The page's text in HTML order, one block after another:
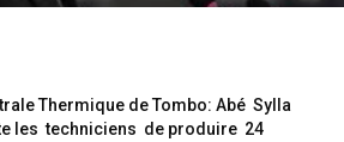
Thermique de Tombo: Abé Sylla
les techniciens de produire 24